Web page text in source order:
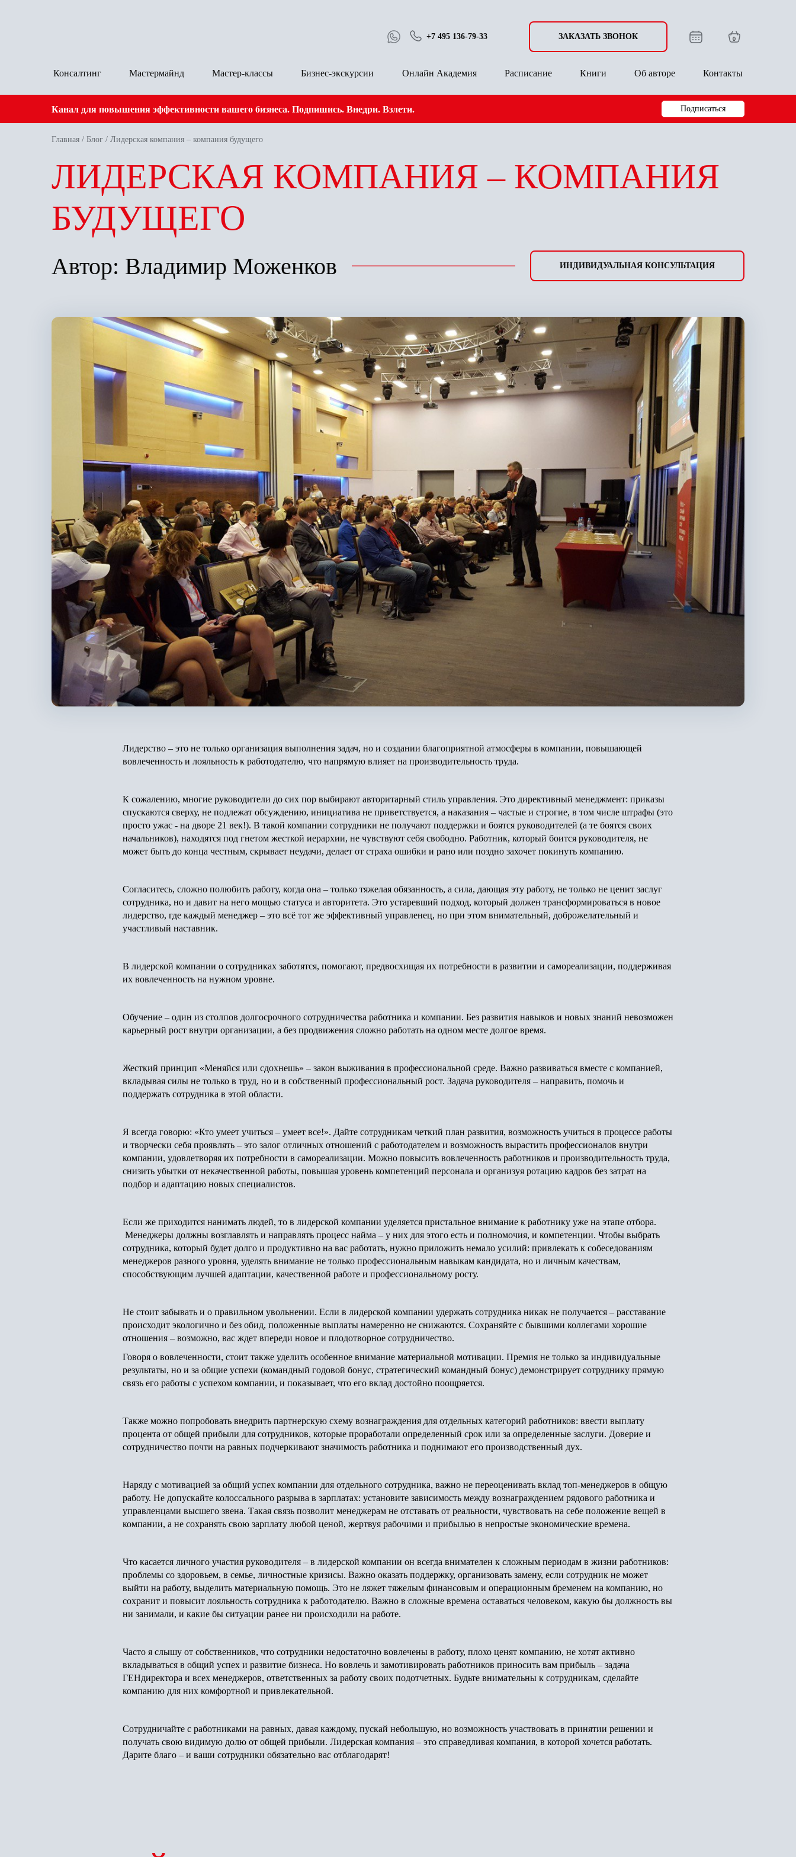
+7 495 136-79-33 ЗАКАЗАТЬ ЗВОНОК 0
Консалтинг Мастермайнд Мастер-классы Бизнес-экскурсии Онлайн Академия Расписание Книги Об авторе Контакты
Канал для повышения эффективности вашего бизнеса. Подпишись. Внедри. Взлети. Подписаться
Главная / Блог / Лидерская компания – компания будущего
ЛИДЕРСКАЯ КОМПАНИЯ – КОМПАНИЯ
БУДУЩЕГО
Автор: Владимир Моженков ИНДИВИДУАЛЬНАЯ КОНСУЛЬТАЦИЯ
Лидерство – это не только организация выполнения задач, но и создании благоприятной атмосферы в компании, повышающей
вовлеченность и лояльность к работодателю, что напрямую влияет на производительность труда.
К сожалению, многие руководители до сих пор выбирают авторитарный стиль управления. Это директивный менеджмент: приказы
спускаются сверху, не подлежат обсуждению, инициатива не приветствуется, а наказания – частые и строгие, в том числе штрафы (это
просто ужас - на дворе 21 век!). В такой компании сотрудники не получают поддержки и боятся руководителей (а те боятся своих
начальников), находятся под гнетом жесткой иерархии, не чувствуют себя свободно. Работник, который боится руководителя, не
может быть до конца честным, скрывает неудачи, делает от страха ошибки и рано или поздно захочет покинуть компанию.
Согласитесь, сложно полюбить работу, когда она – только тяжелая обязанность, а сила, дающая эту работу, не только не ценит заслуг
сотрудника, но и давит на него мощью статуса и авторитета. Это устаревший подход, который должен трансформироваться в новое
лидерство, где каждый менеджер – это всё тот же эффективный управленец, но при этом внимательный, доброжелательный и
участливый наставник.
В лидерской компании о сотрудниках заботятся, помогают, предвосхищая их потребности в развитии и самореализации, поддерживая
их вовлеченность на нужном уровне.
Обучение – один из столпов долгосрочного сотрудничества работника и компании. Без развития навыков и новых знаний невозможен
карьерный рост внутри организации, а без продвижения сложно работать на одном месте долгое время.
Жесткий принцип «Меняйся или сдохнешь» – закон выживания в профессиональной среде. Важно развиваться вместе с компанией,
вкладывая силы не только в труд, но и в собственный профессиональный рост. Задача руководителя – направить, помочь и
поддержать сотрудника в этой области.
Я всегда говорю: «Кто умеет учиться – умеет все!». Дайте сотрудникам четкий план развития, возможность учиться в процессе работы
и творчески себя проявлять – это залог отличных отношений с работодателем и возможность вырастить профессионалов внутри
компании, удовлетворяя их потребности в самореализации. Можно повысить вовлеченность работников и производительность труда,
снизить убытки от некачественной работы, повышая уровень компетенций персонала и организуя ротацию кадров без затрат на
подбор и адаптацию новых специалистов.
Если же приходится нанимать людей, то в лидерской компании уделяется пристальное внимание к работнику уже на этапе отбора.
Менеджеры должны возглавлять и направлять процесс найма – у них для этого есть и полномочия, и компетенции. Чтобы выбрать
сотрудника, который будет долго и продуктивно на вас работать, нужно приложить немало усилий: привлекать к собеседованиям
менеджеров разного уровня, уделять внимание не только профессиональным навыкам кандидата, но и личным качествам,
способствующим лучшей адаптации, качественной работе и профессиональному росту.
Не стоит забывать и о правильном увольнении. Если в лидерской компании удержать сотрудника никак не получается – расставание
происходит экологично и без обид, положенные выплаты намеренно не снижаются. Сохраняйте с бывшими коллегами хорошие
отношения – возможно, вас ждет впереди новое и плодотворное сотрудничество.
Говоря о вовлеченности, стоит также уделить особенное внимание материальной мотивации. Премия не только за индивидуальные
результаты, но и за общие успехи (командный годовой бонус, стратегический командный бонус) демонстрирует сотруднику прямую
связь его работы с успехом компании, и показывает, что его вклад достойно поощряется.
Также можно попробовать внедрить партнерскую схему вознаграждения для отдельных категорий работников: ввести выплату
процента от общей прибыли для сотрудников, которые проработали определенный срок или за определенные заслуги. Доверие и
сотрудничество почти на равных подчеркивают значимость работника и поднимают его производственный дух.
Наряду с мотивацией за общий успех компании для отдельного сотрудника, важно не переоценивать вклад топ-менеджеров в общую
работу. Не допускайте колоссального разрыва в зарплатах: установите зависимость между вознаграждением рядового работника и
управленцами высшего звена. Такая связь позволит менеджерам не отставать от реальности, чувствовать на себе положение вещей в
компании, а не сохранять свою зарплату любой ценой, жертвуя рабочими и прибылью в непростые экономические времена.
Что касается личного участия руководителя – в лидерской компании он всегда внимателен к сложным периодам в жизни работников:
проблемы со здоровьем, в семье, личностные кризисы. Важно оказать поддержку, организовать замену, если сотрудник не может
выйти на работу, выделить материальную помощь. Это не ляжет тяжелым финансовым и операционным бременем на компанию, но
сохранит и повысит лояльность сотрудника к работодателю. Важно в сложные времена оставаться человеком, какую бы должность вы
ни занимали, и какие бы ситуации ранее ни происходили на работе.
Часто я слышу от собственников, что сотрудники недостаточно вовлечены в работу, плохо ценят компанию, не хотят активно
вкладываться в общий успех и развитие бизнеса. Но вовлечь и замотивировать работников приносить вам прибыль – задача
ГЕНдиректора и всех менеджеров, ответственных за работу своих подотчетных. Будьте внимательны к сотрудникам, сделайте
компанию для них комфортной и привлекательной.
Сотрудничайте с работниками на равных, давая каждому, пускай небольшую, но возможность участвовать в принятии решении и
получать свою видимую долю от общей прибыли. Лидерская компания – это справедливая компания, в которой хочется работать.
Дарите благо – и ваши сотрудники обязательно вас отблагодарят!